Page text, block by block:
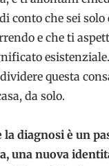
conto che sei solo
e che ti
questa
da solo.
la diagnosi è un
una nuova